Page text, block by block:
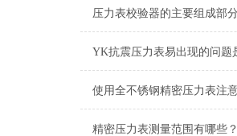
精密压力表测量范围有哪些？